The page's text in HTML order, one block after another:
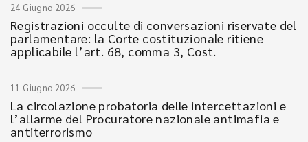
24 Giugno 2026
Registrazioni occulte di conversazioni riservate del
parlamentare: la Corte costituzionale ritiene
applicabile l’art. 68, comma 3, Cost.
11 Giugno 2026
La circolazione probatoria delle intercettazioni e
l’allarme del Procuratore nazionale antimafia e
antiterrorismo